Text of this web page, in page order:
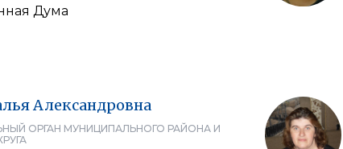
Дума
Александровна
ОРГАН МУНИЦИПАЛЬНОГО РАЙОНА И